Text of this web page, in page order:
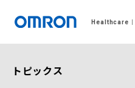
Healthcare
トピックス